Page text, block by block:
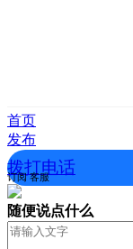
首页
发布
拨打电话
订阅 客服
随便说点什么